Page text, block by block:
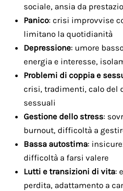
sociale, ansia da
Panico: crisi improvvise
limitano la quotidianità
Depressione: umore
energia e interesse,
Problemi di coppia e
crisi, tradimenti, calo del
sessuali
Gestione dello stress:
burnout, difficoltà a
Bassa autostima:
difficoltà a farsi valere
Lutti e transizioni di vita:
perdita, adattamento a